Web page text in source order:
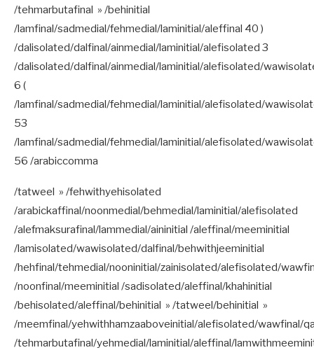
/tehmarbutafinal » /behinitial
/lamfinal/sadmedial/fehmedial/laminitial/aleffinal 40 )
/dalisolated/dalfinal/ainmedial/laminitial/alefisolated 3
/dalisolated/dalfinal/ainmedial/laminitial/alefisolated/
6 (
/lamfinal/sadmedial/fehmedial/laminitial/alefisolated/
53
/lamfinal/sadmedial/fehmedial/laminitial/alefisolated/
56 /arabiccomma
/tatweel » /fehwithyehisolated
/arabickaffinal/noonmedial/behmedial/laminitial/alefisolated
/alefmaksurafinal/lammedial/aininitial /aleffinal/meeminitial
/lamisolated/wawisolated/dalfinal/behwithjeeminitial
/hehfinal/tehmedial/nooninitial/zainisolated/alefisolated/
/noonfinal/meeminitial /sadisolated/aleffinal/khahinitial
/behisolated/aleffinal/behinitial » /tatweel/behinitial »
/meemfinal/yehwithhamzaaboveinitial/alefisolated/wawfinal/
/tehmarbutafinal/yehmedial/laminitial/aleffinal/